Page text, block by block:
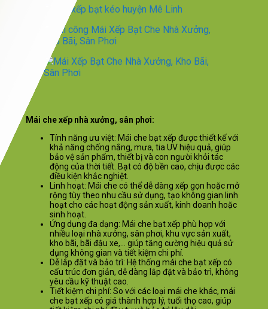
Mái che xếp nhà xưởng, sân phơi:
Tính năng ưu việt: Mái che bạt xếp được thiết kế với
khả năng chống nắng, mưa, tia UV hiệu quả, giúp
bảo vệ sản phẩm, thiết bị và con người khỏi tác
động của thời tiết. Bạt có độ bền cao, chịu được các
điều kiện khắc nghiệt.
Linh hoạt: Mái che có thể dễ dàng xếp gọn hoặc mở
rộng tùy theo nhu cầu sử dụng, tạo không gian linh
hoạt cho các hoạt động sản xuất, kinh doanh hoặc
sinh hoạt.
Ứng dụng đa dạng: Mái che bạt xếp phù hợp với
nhiều loại nhà xưởng, sân phơi, khu vực sản xuất,
kho bãi, bãi đậu xe,… giúp tăng cường hiệu quả sử
dụng không gian và tiết kiệm chi phí.
Dễ lắp đặt và bảo trì: Hệ thống mái che bạt xếp có
cấu trúc đơn giản, dễ dàng lắp đặt và bảo trì, không
yêu cầu kỹ thuật cao.
Tiết kiệm chi phí: So với các loại mái che khác, mái
che bạt xếp có giá thành hợp lý, tuổi thọ cao, giúp